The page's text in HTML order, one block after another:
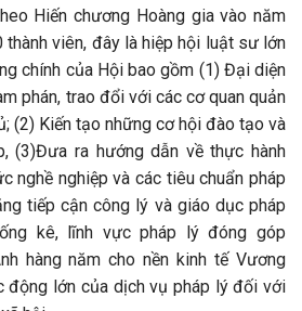
Hiến chương Hoàng gia vào năm
thành viên, đây là hiệp hội luật sư lớn
chính của Hội bao gồm (1) Đại diện
phán, trao đổi với các cơ quan quản
(2) Kiến tạo những cơ hội đào tạo và
(3)Đưa ra hướng dẫn về thực hành
nghề nghiệp và các tiêu chuẩn pháp
tiếp cận công lý và giáo dục pháp
kê, lĩnh vực pháp lý đóng góp
hàng năm cho nền kinh tế Vương
động lớn của dịch vụ pháp lý đối với